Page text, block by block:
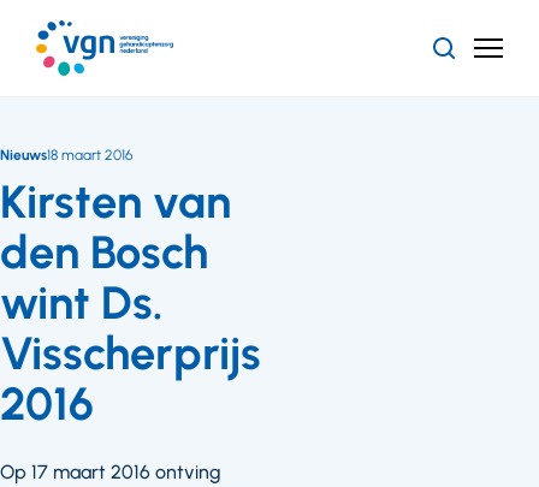
naar
hoofdinhoud
ZoekenMenu
Kirsten van
den Bosch
wint Ds.
Visscherprijs
2016
Nieuws18 maart 2016
Op 17 maart 2016 ontving